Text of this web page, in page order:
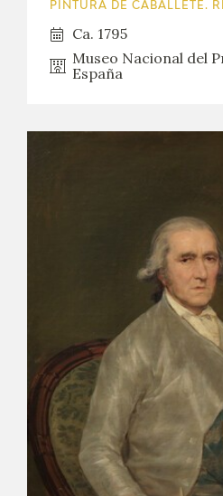
PINTURA DE CABALLETE.
Ca. 1795
Museo Nacional del
España